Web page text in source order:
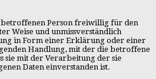
Person freiwillig für den
Weise und unmissverständlich
in Form einer Erklärung oder einer
Handlung, mit der die betroffene
sie mit der Verarbeitung der sie
Daten einverstanden ist.